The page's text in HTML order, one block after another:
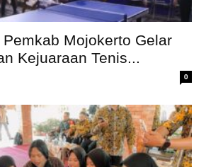
Mojokerto Gelar
Kejuaraan Tenis...
0